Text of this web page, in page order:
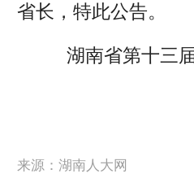
省长，特此公告。
湖南省第十三届
来源：湖南人大网